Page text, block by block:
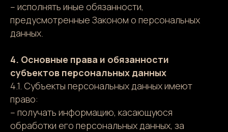
– исполнять иные обязанности,
предусмотренные Законом о персональных
данных.
4. Основные права и обязанности
субъектов персональных данных
4.1. Субъекты персональных данных имеют
право:
– получать информацию, касающуюся
обработки его персональных данных, за